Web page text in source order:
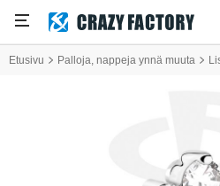
Etusivu Palloja, nappeja ynnä muuta